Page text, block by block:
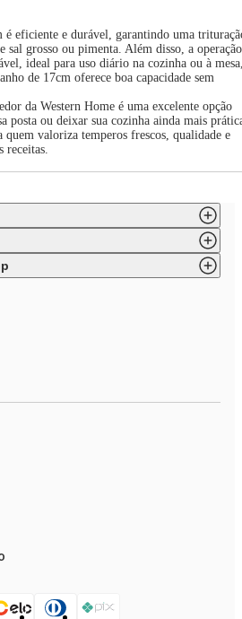
é eficiente e durável, garantindo uma
sal grosso ou pimenta. Além disso, a operação
ideal para uso diário na cozinha ou à
de 17cm oferece boa capacidade sem
da Western Home é uma excelente opção
posta ou deixar sua cozinha ainda mais
valoriza temperos frescos, qualidade e
receitas.